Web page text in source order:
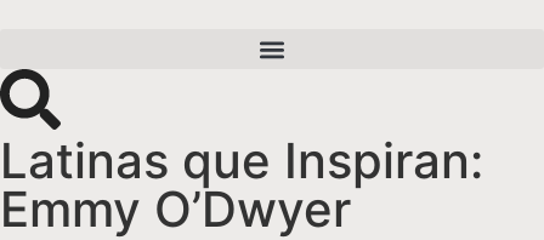
Latinas que Inspiran:
Emmy O’Dwyer